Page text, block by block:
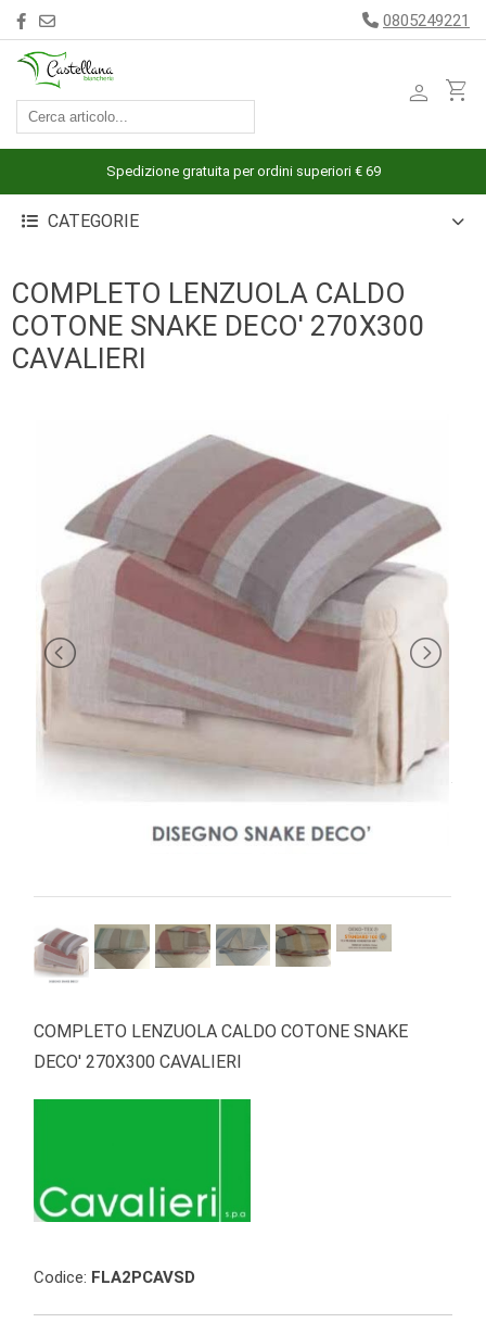
ACCESSORI
ARREDAMENTO
BIANCHERIA
CUCINA
INTIMO
0805249221
person shopping_cart
Spedizione gratuita per ordini superiori € 69
CATEGORIE
COMPLETO LENZUOLA CALDO
COTONE SNAKE DECO' 270X300
CAVALIERI
COMPLETO LENZUOLA CALDO COTONE SNAKE
DECO' 270X300 CAVALIERI
Codice: FLA2PCAVSD